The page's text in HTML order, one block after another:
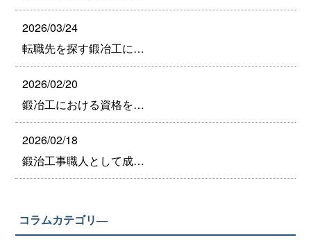
2026/03/24
転職先を探す鍛冶工に…
2026/02/20
鍛冶工における資格を…
2026/02/18
鍛治工事職人として成…
コラムカテゴリ―